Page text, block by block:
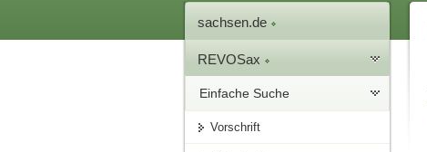
sachsen.de
REVOSax
Einfache Suche
Vorschrift